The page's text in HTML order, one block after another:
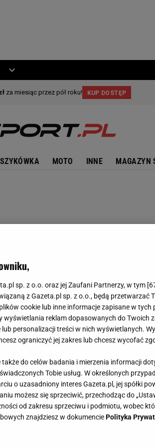
MOTO INNE MAGAZYN
sp. z o.o. oraz jej Zaufani Partnerzy, w tym [
z Gazeta.pl sp. z o.o., będą przetwarzać
cookie lub inne informacje zapisane w tych
reklam dopasowanych do Twoich
personalizacji treści w nich wyświetlanych.
ograniczyć jej zakres lub chcesz wycofać
do celów badania i mierzenia informacji
Tobie usług. W określonych
o uzasadniony interes Gazeta.pl, jej spółki
możesz się sprzeciwić, przechodząc do
od zakresu sprzeciwu i podmiotu, wobec
znajdziesz w dokumenciePolityka